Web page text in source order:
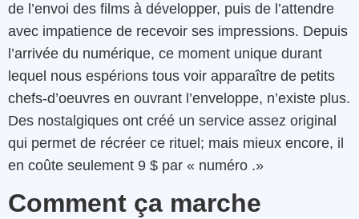
de l’envoi des films à développer, puis de l’attendre
avec impatience de recevoir ses impressions. Depuis
l’arrivée du numérique, ce moment unique durant
lequel nous espérions tous voir apparaître de petits
chefs-d’oeuvres en ouvrant l’enveloppe, n’existe plus.
Des nostalgiques ont créé un service assez original
qui permet de récréer ce rituel; mais mieux encore, il
en coûte seulement 9 $ par « numéro .»
Comment ça marche